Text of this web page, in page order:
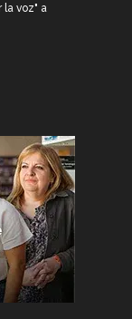
la voz" a